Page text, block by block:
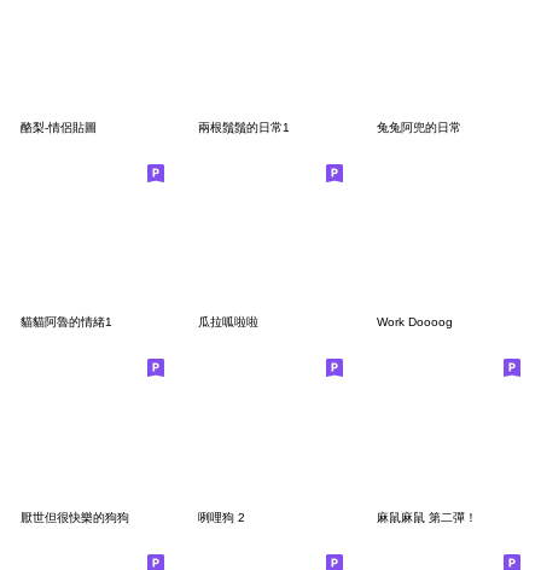
酪梨-情侶貼圖 兩根鬚鬚的日常1 兔兔阿兜的日常
貓貓阿魯的情緒1 瓜拉呱啦啦 Work Doooog
厭世但很快樂的狗狗 咧哩狗 2 麻鼠麻鼠 第二彈！